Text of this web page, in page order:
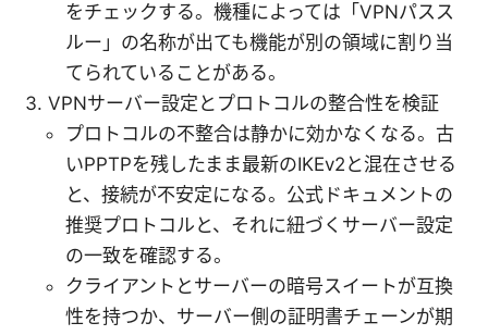
をチェックする。機種によっては「VPNパスス
ルー」の名称が出ても機能が別の領域に割り当
てられていることがある。
VPNサーバー設定とプロトコルの整合性を検証
プロトコルの不整合は静かに効かなくなる。古
いPPTPを残したまま最新のIKEv2と混在させる
と、接続が不安定になる。公式ドキュメントの
推奨プロトコルと、それに紐づくサーバー設定
の一致を確認する。
クライアントとサーバーの暗号スイートが互換
性を持つか、サーバー側の証明書チェーンが期